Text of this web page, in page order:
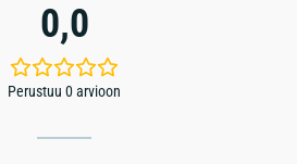
0,0
Perustuu 0 arvioon